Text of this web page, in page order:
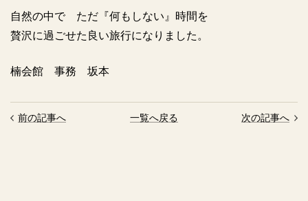
自然の中で ただ『何もしない』時間を
贅沢に過ごせた良い旅行になりました。
楠会館 事務 坂本
前の記事へ 一覧へ戻る 次の記事へ